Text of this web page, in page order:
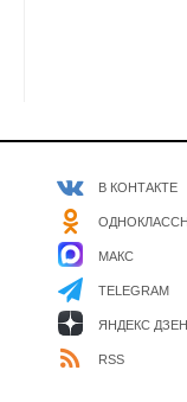
В КОНТАКТЕ
МАКС
TELEGRAM
ЯНДЕКС ДЗЕН
RSS